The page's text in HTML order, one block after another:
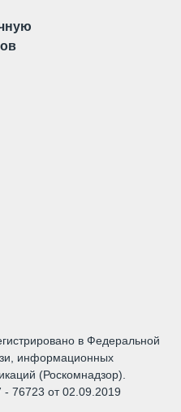
в Федеральной
информационных
(Роскомнадзор).
76723 от 02.09.2019